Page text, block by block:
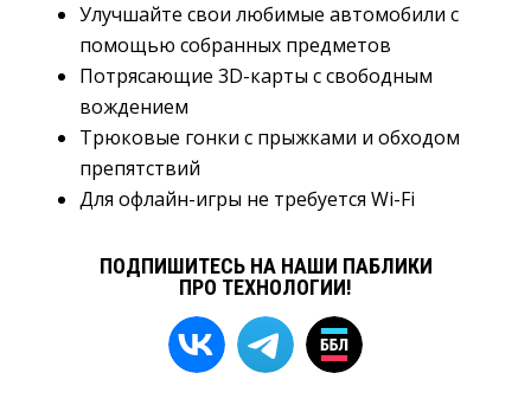
Улучшайте свои любимые автомобили с
помощью собранных предметов
Потрясающие 3D-карты с свободным
вождением
Трюковые гонки с прыжками и обходом
препятствий
Для офлайн-игры не требуется Wi-Fi
ПОДПИШИТЕСЬ НА НАШИ ПАБЛИКИ
ПРО ТЕХНОЛОГИИ!